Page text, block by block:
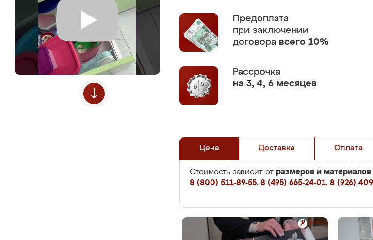
Предоплата
при заключении
договора всего 10%
Рассрочка
на 3, 4, 6 месяцев
Цена Доставка Оплата
Стоимость зависит от размеров и материалов
8 (800) 511-89-55, 8 (495) 665-24-01, 8 (926)